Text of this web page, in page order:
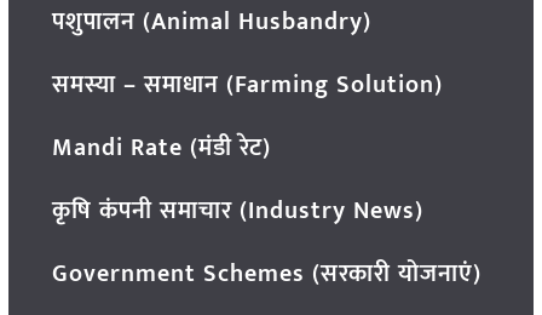
पशुपालन (Animal Husbandry)
समस्या – समाधान (Farming Solution)
Mandi Rate (मंडी रेट)
कृषि कंपनी समाचार (Industry News)
Government Schemes (सरकारी योजनाएं)